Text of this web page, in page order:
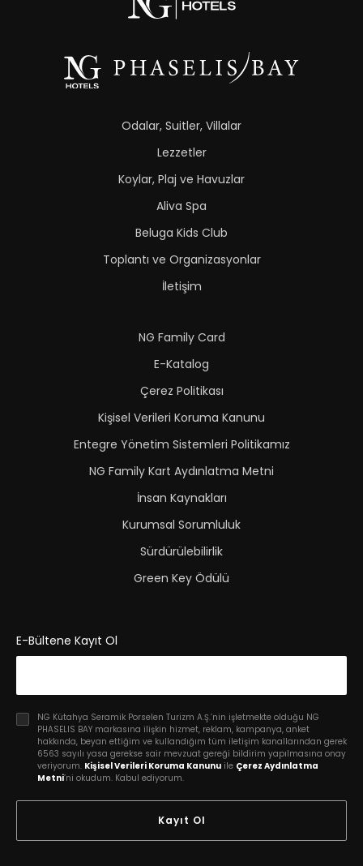
Odalar, Suitler, Villalar
Lezzetler
Koylar, Plaj ve Havuzlar
Aliva Spa
Beluga Kids Club
Toplantı ve Organizasyonlar
İletişim
NG Family Card
E-Katalog
Çerez Politikası
Kişisel Verileri Koruma Kanunu
Entegre Yönetim Sistemleri Politikamız
NG Family Kart Aydınlatma Metni
İnsan Kaynakları
Kurumsal Sorumluluk
Sürdürülebilirlik
Green Key Ödülü
E-Bültene Kayıt Ol
NG Kütahya Seramik Porselen Turizm A.Ş.’nin işletmekte olduğu NG
PHASELIS BAY markasına ilişkin hizmet, reklam, kampanya, anket
hakkında, beyan ettiğim ve kullandığım tüm iletişim kanallarından gerek
6563 sayılı yasa gerekse sair mevzuat gereği bildirim yapılmasına onay
veriyorum. Kişisel Verileri Koruma Kanunu ile Çerez Aydınlatma
Metni’ni okudum. Kabul ediyorum.
Kayıt Ol